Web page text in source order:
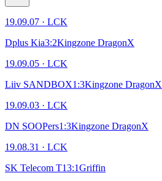
19.09.07 · LCK
Dplus Kia3:2Kingzone DragonX
19.09.05 · LCK
Liiv SANDBOX1 :3Kingzone DragonX
19.09.03 · LCK
DN SOOPers1 :3Kingzone DragonX
19.08.31 · LCK
SK Telecom T13:1Griffin